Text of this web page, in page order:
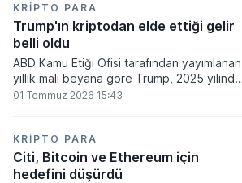
KRIPTO PARA
Trump'ın kriptodan elde ettiği gelir
belli oldu
ABD Kamu Etiği Ofisi tarafından yayımlanan
yıllık mali beyana göre Trump, 2025 yılında
kripto para ve memecoin faaliyetlerinden
01 Temmuz 2026 15:43
KRIPTO PARA
Citi, Bitcoin ve Ethereum için
hedefini düşürdü